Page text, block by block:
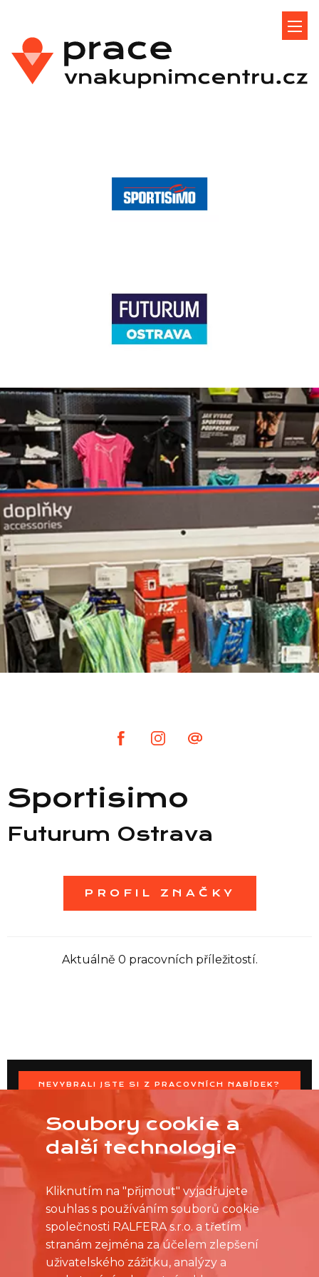
Seznam NC
Sportisimo
Futurum Ostrava
PROFIL ZNAČKY
Aktuálně 0 pracovních příležitostí.
NEVYBRALI JSTE SI Z PRACOVNÍCH NABÍDEK?
OSLOVTE PRODEJNU PŘÍMO S VAŠIMI ČASOVÝMI
MOŽNOSTMI
Soubory cookie a
další technologie
Kliknutím na "přijmout" vyjadřujete
souhlas s používáním souborů cookie
společnosti RALFERA s.r.o. a třetím
stranám zejména za účelem zlepšení
uživatelského zážitku, analýzy a